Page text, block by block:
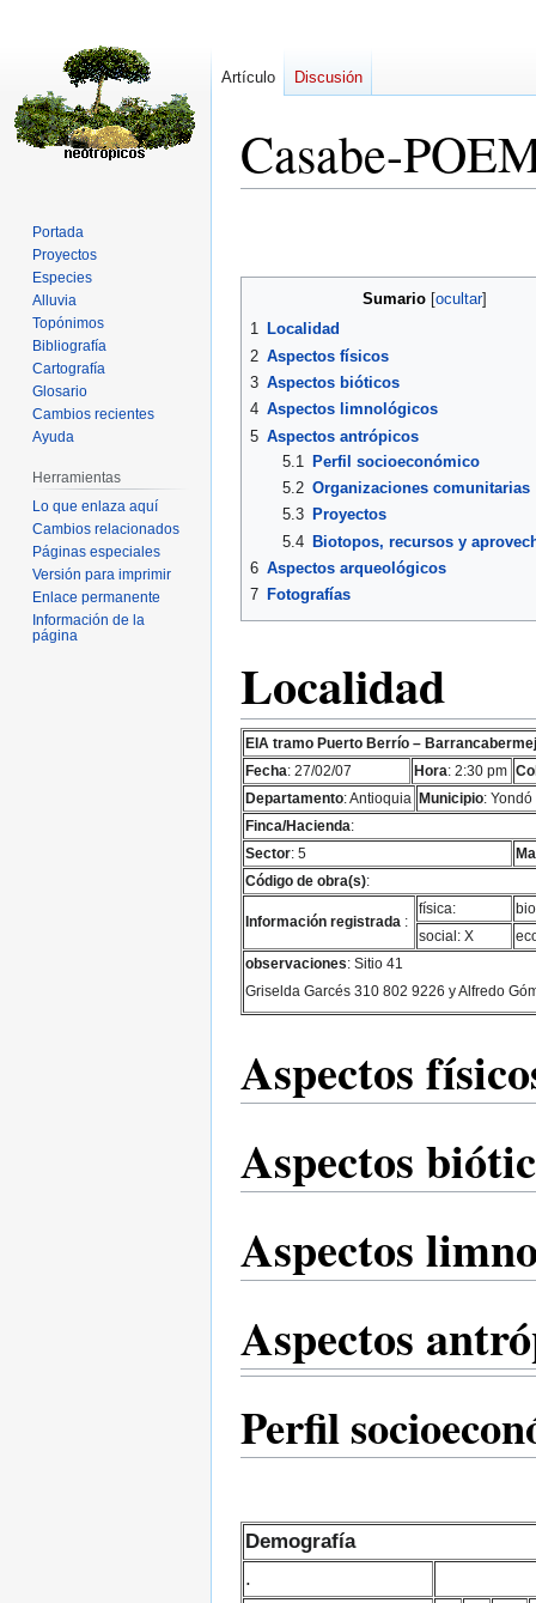
Casabe-
la
la
Sumario
1 Localidad
2 Aspectos físicos
3 Aspectos bióticos
4 Aspectos limnológicos
5 Aspectos antrópicos
5.1
Perfil socioeconómico
5.2 Organizaciones comunitarias
5.3
Proyectos
5.4 Biotopos, recursos y
6 Aspectos arqueológicos
7 Fotografías
Localidad
EIA tramo Puerto Berrío –
Fecha: 27/02/07 Hora: 2:30 pm
Departamento: Antioquia Municipio: Yondó
Finca/Hacienda:
Sector: 5
Código de obra(s):
Información registrada :
física:
social: X
observaciones: Sitio 41
Griselda Garcés 310 802 9226 y Alfredo
Aspectos
Aspectos
Aspectos
Aspectos
Perfil
Demografía
.
Artículo Discusión
Portada
Proyectos
Especies
Alluvia
Topónimos
Bibliografía
Cartografía
Glosario
Cambios recientes
Ayuda
Herramientas
Lo que enlaza aquí
Cambios relacionados
Páginas especiales
Versión para imprimir
Enlace permanente
Información de la
página